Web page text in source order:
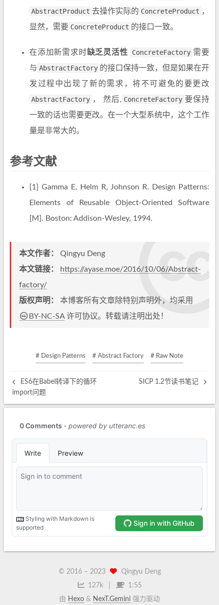
AbstractProduct 去操作实际的 ConcreteProduct ，
显然，需要 ConcreteProduct 的接口一致。
在添加新需求时缺乏灵活性 ConcreteFactory 需要
与 AbstractFactory 的接口保持一致，但是如果在开
发过程中出现了新的需求，将不可避免的要更改
AbstractFactory ， 然后, ConcreteFactory 要保持
一致的话也需要更改。在一个大型系统中，这个工作
量是非常大的。
参考文献
[1] Gamma E, Helm R, Johnson R. Design Patterns:
Elements of Reusable Object-Oriented Software
[M]. Boston: Addison-Wesley, 1994.
本文作者： Qingyu Deng
本文链接：
https://ayase.moe/2016/10/06/Abstract-
factory/
版权声明： 本博客所有文章除特别声明外，均采用
BY-NC-SA许可协议。转载请注明出处！
# Design Patterns # Abstract Factory # Raw Note
ES6在Babel转译下的循环
import问题
SICP 1.2节读书笔记
© 2016 – 2023
Qingyu Deng
127k
1:55
由 Hexo & NexT.Gemini 强力驱动